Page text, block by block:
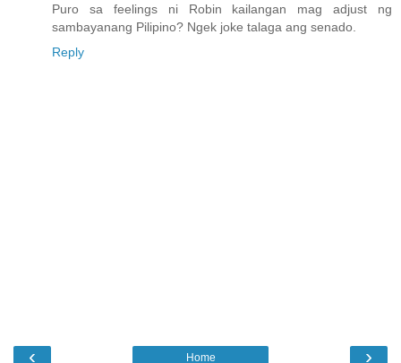
Puro sa feelings ni Robin kailangan mag adjust ng
sambayanang Pilipino? Ngek joke talaga ang senado.
Reply
‹ ›
Home